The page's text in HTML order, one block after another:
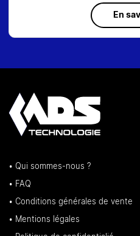
En
• Qui sommes-nous ?
• FAQ
• Conditions générales de vente
• Mentions légales